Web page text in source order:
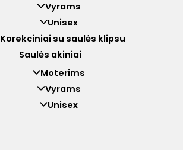
Vyrams
Unisex
Korekciniai su saulės klipsu
Saulės akiniai
Moterims
Vyrams
Unisex